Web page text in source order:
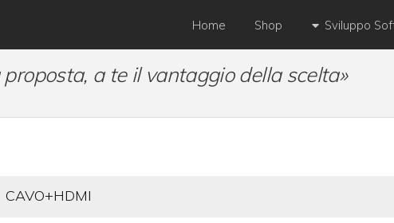
Home Shop Sviluppo
a te il vantaggio della scelta»
CAVO+HDMI